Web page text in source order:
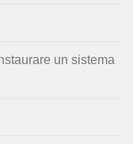
un sistema